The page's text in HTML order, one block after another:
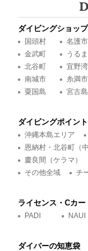
ダイビングショップ
国頭村 名護市
金武町
うる
北谷町
宜野
南城市
糸満市
粟国島
宮古島
ダイビングポイント
沖縄本島エリア
恩納村・北谷町（中
慶良間（ケラマ）
その他全域
チ
ライセンス・Cカー
PADI NAUI
ダイバーの知恵袋